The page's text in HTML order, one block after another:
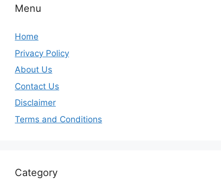
Menu
Home
Privacy Policy
About Us
Contact Us
Disclaimer
Terms and Conditions
Category